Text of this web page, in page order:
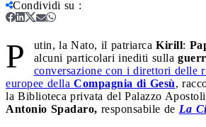
Condividi su :
P utin, la Nato, il patriarca Kirill:
alcuni particolari inediti sulla
conversazione con i direttori delle
europee della Compagnia di Gesù,
la Biblioteca privata del Palazzo
Antonio Spadaro, responsabile de La